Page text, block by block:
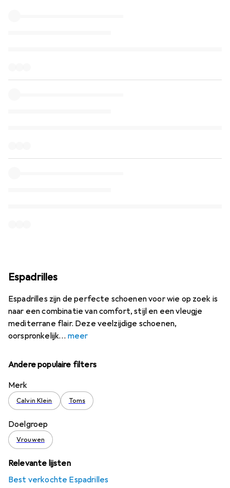
Espadrilles
Espadrilles zijn de perfecte schoenen voor wie op zoek is
naar een combinatie van comfort, stijl en een vleugje
mediterrane flair. Deze veelzijdige schoenen,
oorspronkelijk
meer
Andere populaire filters
Merk
Calvin Klein Toms
Doelgroep
Vrouwen
Relevante lijsten
Best verkochte Espadrilles